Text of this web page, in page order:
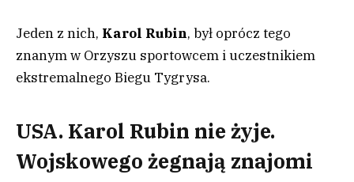
Jeden z nich, Karol Rubin, był oprócz tego
znanym w Orzyszu sportowcem i uczestnikiem
ekstremalnego Biegu Tygrysa.
USA. Karol Rubin nie żyje.
Wojskowego żegnają znajomi